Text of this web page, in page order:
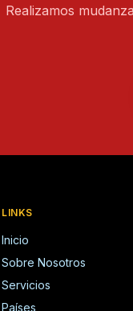
Realizamos
LINKS
Inicio
Sobre Nosotros
Servicios
Países